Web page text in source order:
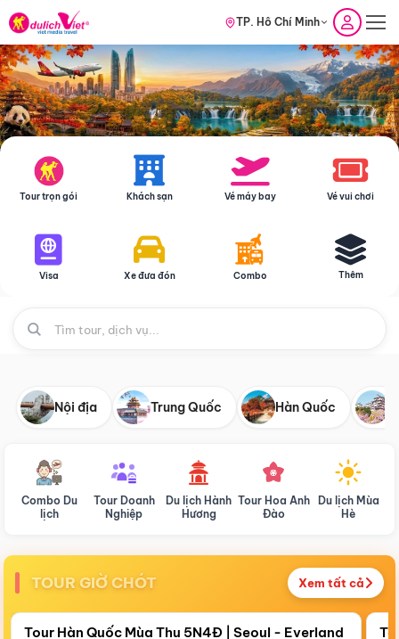
TP. Hồ Chí Minh
Tour trọn gói Khách sạn Vé máy bay Vé vui chơi
Visa Xe đưa đón Combo Thêm
Nội địa Trung Quốc Hàn Quốc
Combo Du
lịch
Tour Doanh
Nghiệp
Du lịch Hành
Hương
Tour Hoa Anh
Đào
Du lịch Mùa
Hè
TOUR GIỜ CHÓT Xem tất cả
Còn18 ngày 13:25:01
Điểm nổi bật
Tour Hàn Quốc Mùa Thu 5N4Đ | Seoul - Everland